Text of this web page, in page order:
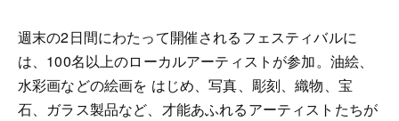
週末の2日間にわたって開催されるフェスティバルに
は、100名以上のローカルアーティストが参加。油絵、
水彩画などの絵画を はじめ、写真、彫刻、織物、宝
石、ガラス製品など、才能あふれるアーティストたちが